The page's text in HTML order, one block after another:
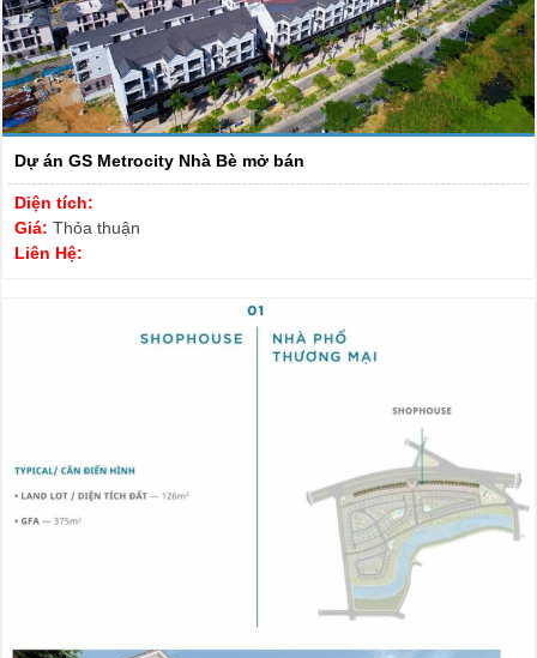
Dự án GS Metrocity Nhà Bè mở bán
Diện tích:
Giá: Thỏa thuận
Liên Hệ: